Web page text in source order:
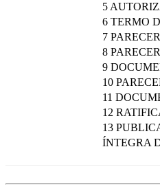
5
6 TERMO
7
8
9
10
11
12
13
ÍNTEGRA